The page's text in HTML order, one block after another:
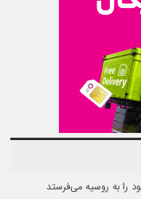
را به روسیه می‌فرستد